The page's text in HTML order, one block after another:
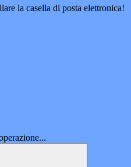
la casella di posta elettronica!